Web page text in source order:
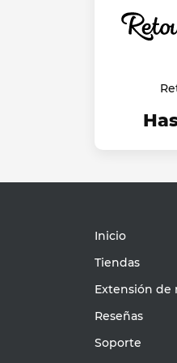
Inicio
Tiendas
Extensión de
Reseñas
Soporte